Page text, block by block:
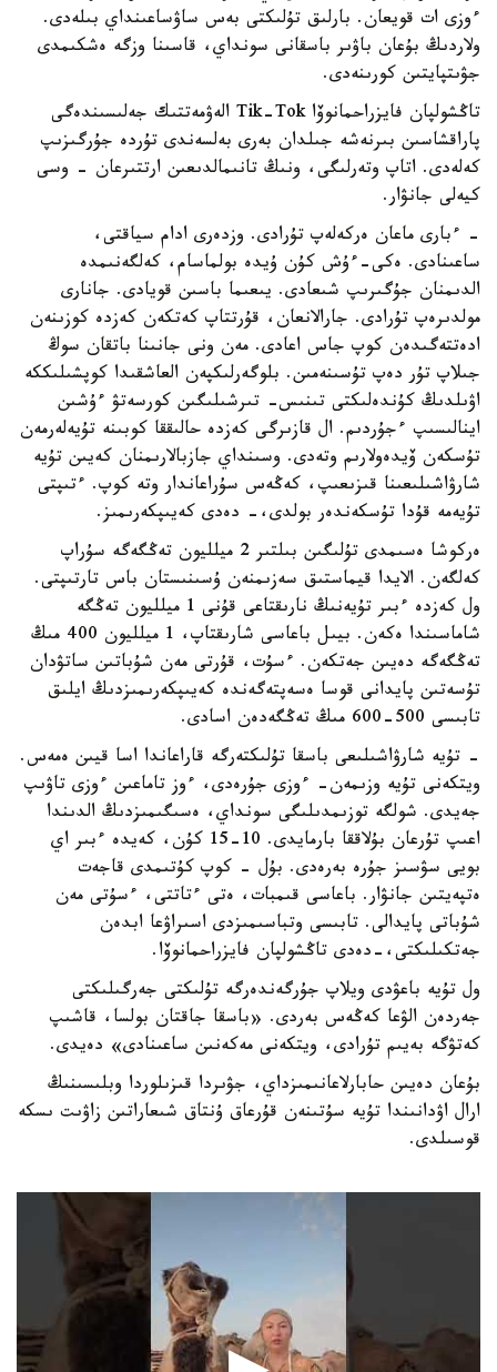
ءوزى ات قويعان. بارلىق تۇلىكتى بەس ساۋساعىنداي بىلەدى.
ولاردىڭ بۇعان باۋىر باسقانى سونداي، قاسىنا وزگە ەشكىمدى
جۋىتپايتىن كورىنەدى.
تاڭشولپان فايزراحمانوۆا Tik-Tok الەۋمەتتىك جەلىسىندەگى
پاراقشاسىن بىرنەشە جىلدان بەرى بەلسەندى تۇردە جۇرگىزىپ
كەلەدى. اتاپ وتەرلىگى، ونىڭ تانىمالدىعىن ارتتىرعان - وسى
كيەلى جانۋار.
- ءبارى ماعان ەركەلەپ تۇرادى. وزدەرى ادام سياقتى،
ساعىنادى. ەكى-ءۇش كۇن ۇيدە بولماسام، كەلگەنىمدە
الدىمنان جۇگىرىپ شىعادى. يىعىما باسىن قويادى. جانارى
مولدىرەپ تۇرادى. جارالانعان، قۇرتتاپ كەتكەن كەزدە كوزىنەن
ادەتتەگىدەن كوپ جاس اعادى. مەن ونى جانىنا باتقان سوڭ
جىلاپ تۇر دەپ تۇسىنەمىن. بلوگەرلىكپەن العاشقىدا كوپشىلىككە
اۋىلدىڭ كۇندەلىكتى تىنىس- تىرشىلىگىن كورسەتۋ ءۇشىن
اينالىسىپ ءجۇردىم. ال قازىرگى كەزدە حالىققا كوبىنە تۇيەلەرمەن
تۇسكەن ۆيدەولارىم وتەدى. وسىنداي جازبالارىمنان كەيىن تۇيە
شارۋاشىلىعىنا قىزىعىپ، كەڭەس سۇراعاندار وتە كوپ. ءتىپتى
تۇيەمە قۇدا تۇسكەندەر بولدى،- دەدى كەيىپكەرىمىز.
ەركوشا ەسىمدى تۇلىگىن بىلتىر 2 ميلليون تەڭگەگە سۇراپ
كەلگەن. الايدا قيماستىق سەزىمنەن ۇسىنىستان باس تارتىپتى.
ول كەزدە ءبىر تۇيەنىڭ نارىقتاعى قۇنى 1 ميلليون تەڭگە
شاماسىندا ەكەن. بيىل باعاسى شارىقتاپ، 1 ميلليون 400 مىڭ
تەڭگەگە دەيىن جەتكەن. ءسۇت، قۇرتى مەن شۇباتىن ساتۋدان
تۇسەتىن پايدانى قوسا ەسەپتەگەندە كەيىپكەرىمىزدىڭ ايلىق
تابىسى 500-600 مىڭ تەڭگەدەن اسادى.
- تۇيە شارۋاشىلىعى باسقا تۇلىكتەرگە قاراعاندا اسا قيىن ەمەس.
ويتكەنى تۇيە وزىمەن- ءوزى جۇرەدى، ءوز تاماعىن ءوزى تاۋىپ
جەيدى. شولگە توزىمدىلىگى سونداي، ەسىگىمىزدىڭ الدىندا
اعىپ تۇرعان بۇلاققا بارمايدى. 10-15 كۇن، كەيدە ءبىر اي
بويى سۋسىز جۇرە بەرەدى. بۇل - كوپ كۇتىمدى قاجەت
ەتپەيتىن جانۋار. باعاسى قىمبات، ەتى ءتاتتى، ءسۇتى مەن
شۇباتى پايدالى. تابىسى وتباسىمىزدى اسىراۋعا ابدەن
جەتكىلىكتى،-دەدى تاڭشولپان فايزراحمانوۆا.
ول تۇيە باعۋدى ويلاپ جۇرگەندەرگە تۇلىكتى جەرگىلىكتى
جەردەن الۋعا كەڭەس بەردى. «باسقا جاقتان بولسا، قاشىپ
كەتۋگە بەيىم تۇرادى، ويتكەنى مەكەنىن ساعىنادى» دەيدى.
بۇعان دەيىن حابارلاعانىمىزداي، جۋىردا قىزىلوردا وبلىسىنىڭ
ارال اۋدانىندا تۇيە سۇتىنەن قۇرعاق ۇنتاق شىعاراتىن زاۋىت ىسكە
قوسىلدى.